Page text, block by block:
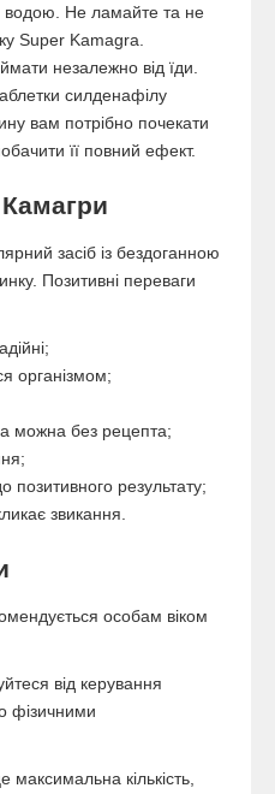
водою. Не ламайте та не
Super Kamagra.
незалежно від їди.
силденафілу
вам потрібно почекати
її повний ефект.
засіб із бездоганною
Позитивні переваги
організмом;
можна без рецепта;
позитивного результату;
звикання.
особам віком
від керування
фізичними
кількість,